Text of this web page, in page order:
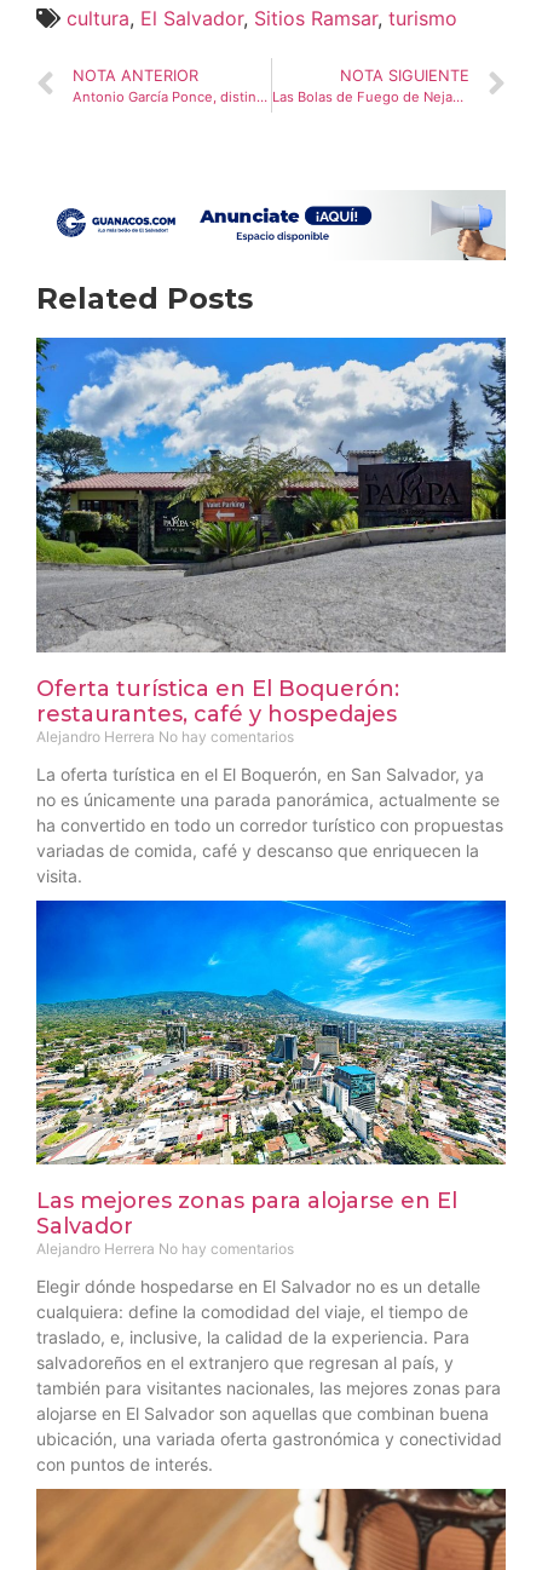
cultura, El Salvador, Sitios Ramsar, turismo
NOTA ANTERIOR
Antonio García Ponce, distinguido artista salvadoreño
NOTA SIGUIENTE
Las Bolas de Fuego de Nejapa, una tradición centenaria
Related Posts
Oferta turística en El Boquerón:
restaurantes, café y hospedajes
Alejandro Herrera No hay comentarios
La oferta turística en el El Boquerón, en San Salvador, ya
no es únicamente una parada panorámica, actualmente se
ha convertido en todo un corredor turístico con propuestas
variadas de comida, café y descanso que enriquecen la
visita.
Las mejores zonas para alojarse en El
Salvador
Alejandro Herrera No hay comentarios
Elegir dónde hospedarse en El Salvador no es un detalle
cualquiera: define la comodidad del viaje, el tiempo de
traslado, e, inclusive, la calidad de la experiencia. Para
salvadoreños en el extranjero que regresan al país, y
también para visitantes nacionales, las mejores zonas para
alojarse en El Salvador son aquellas que combinan buena
ubicación, una variada oferta gastronómica y conectividad
con puntos de interés.